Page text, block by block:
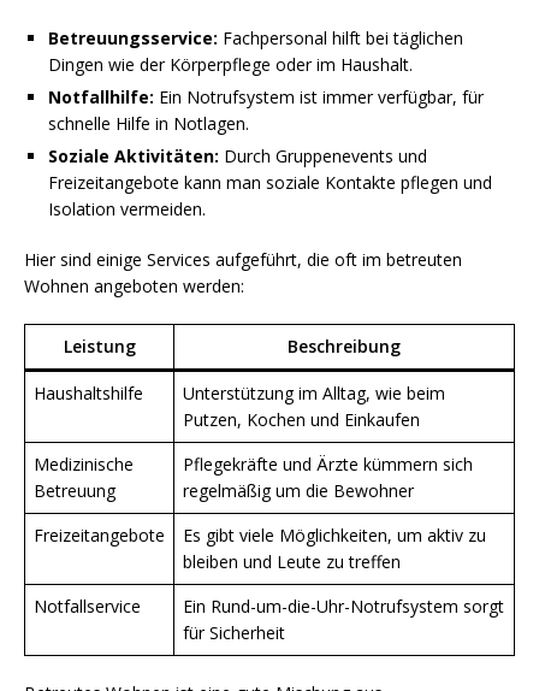
Betreuungsservice: Fachpersonal hilft bei täglichen
Dingen wie der Körperpflege oder im Haushalt.
Notfallhilfe: Ein Notrufsystem ist immer verfügbar, für
schnelle Hilfe in Notlagen.
Soziale Aktivitäten: Durch Gruppenevents und
Freizeitangebote kann man soziale Kontakte pflegen und
Isolation vermeiden.
Hier sind einige Services aufgeführt, die oft im betreuten
Wohnen angeboten werden:
Leistung Beschreibung
Haushaltshilfe
Unterstützung im Alltag, wie beim
Putzen, Kochen und Einkaufen
Medizinische
Betreuung
Pflegekräfte und Ärzte kümmern sich
regelmäßig um die Bewohner
Freizeitangebote
Es gibt viele Möglichkeiten, um aktiv zu
bleiben und Leute zu treffen
Notfallservice
Ein Rund-um-die-Uhr-Notrufsystem sorgt
für Sicherheit